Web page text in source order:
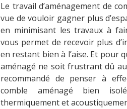
Le travail d’aménagement de
vue de vouloir gagner plus
en minimisant les travaux à
vous permet de recevoir plus
en restant bien à l’aise. Et pour
aménagé ne soit frustrant dû
recommandé de penser à
comble aménagé bien
thermiquement et